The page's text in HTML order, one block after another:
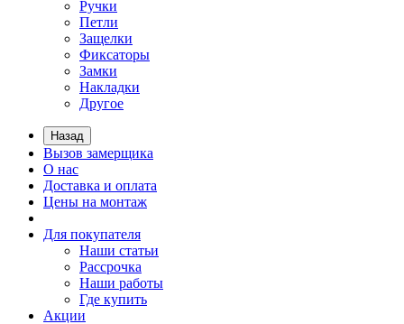
Ручки
Петли
Защелки
Фиксаторы
Замки
Накладки
Другое
Назад
Вызов замерщика
О нас
Доставка и оплата
Цены на монтаж
Для покупателя
Наши статьи
Рассрочка
Наши работы
Где купить
Акции